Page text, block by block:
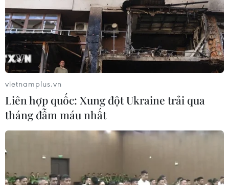
vietnamplus.vn
Liên hợp quốc: Xung đột Ukraine trải qua
tháng đẫm máu nhất